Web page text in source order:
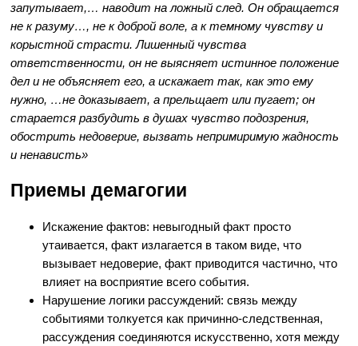
запутывает,… наводит на ложный след. Он обращается
не к разуму…, не к доброй воле, а к темному чувству и
корыстной страсти. Лишенный чувства
ответственности, он не выясняет истинное положение
дел и не объясняет его, а искажает так, как это ему
нужно, …не доказывает, а прельщает или пугает; он
старается разбудить в душах чувство подозрения,
обострить недоверие, вызвать непримиримую жадность
и ненависть»
Приемы демагогии
Искажение фактов: невыгодный факт просто
утаивается, факт излагается в таком виде, что
вызывает недоверие, факт приводится частично, что
влияет на восприятие всего события.
Нарушение логики рассуждений: связь между
событиями толкуется как причинно-следственная,
рассуждения соединяются искусственно, хотя между